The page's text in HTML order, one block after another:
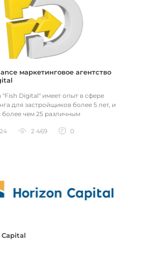
маркетинговое агентство
"Fish Digital" имеет опыт в сфере
для застройщиков более 5 лет, и
более чем 25 различным
2 469 0
Capital